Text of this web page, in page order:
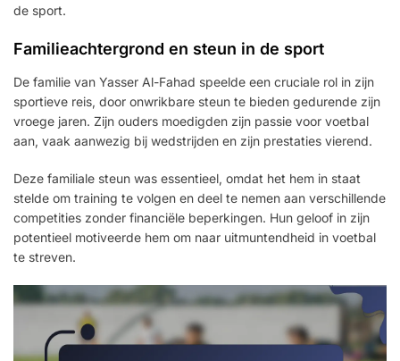
de sport.
Familieachtergrond en steun in de sport
De familie van Yasser Al-Fahad speelde een cruciale rol in zijn
sportieve reis, door onwrikbare steun te bieden gedurende zijn
vroege jaren. Zijn ouders moedigden zijn passie voor voetbal
aan, vaak aanwezig bij wedstrijden en zijn prestaties vierend.
Deze familiale steun was essentieel, omdat het hem in staat
stelde om training te volgen en deel te nemen aan verschillende
competities zonder financiële beperkingen. Hun geloof in zijn
potentieel motiveerde hem om naar uitmuntendheid in voetbal
te streven.